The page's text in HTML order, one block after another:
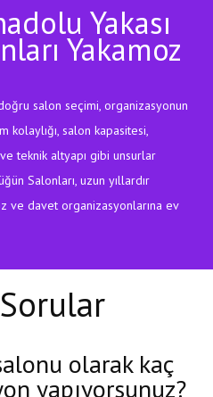
Yakası
Yakamoz
salon seçimi, organizasyonun
kolaylığı, salon kapasitesi,
teknik altyapı gibi unsurlar
Salonları, uzun yıllardır
ve davet organizasyonlarına ev
olarak kaç
yapıyorsunuz?